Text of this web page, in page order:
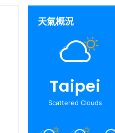
天氣概況
Taipei
Scattered Clouds